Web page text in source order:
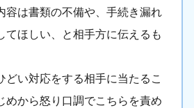
容は書類の不備や、手続き漏れ
てほしい、と相手方に伝えるも
どい対応をする相手に当たるこ
めから怒り口調でこちらを責め